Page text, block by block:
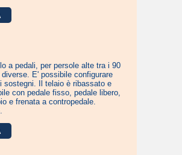
a pedali, per persole alte tra i 90
E' possibile configurare
sostegni. Il telaio è ribassato e
con pedale fisso, pedale libero,
e frenata a contropedale.